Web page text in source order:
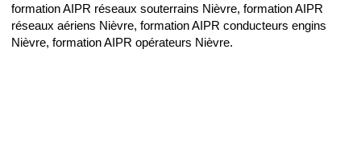
formation AIPR réseaux souterrains Nièvre, formation AIPR
réseaux aériens Nièvre, formation AIPR conducteurs engins
Nièvre, formation AIPR opérateurs Nièvre.